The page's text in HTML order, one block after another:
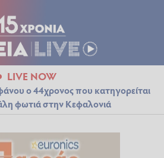
LIVE NOW
ο 44χρονος που κατηγορείται
φωτιά στην Κεφαλονιά